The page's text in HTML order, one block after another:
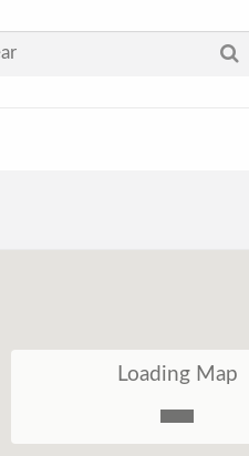
Loading Map